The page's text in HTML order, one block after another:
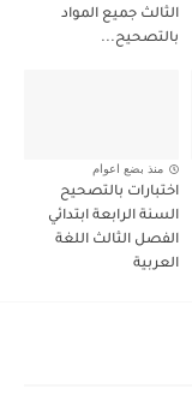
الثالث جميع المواد
بالتصحيح...
منذ بضع اعوام
اختبارات بالتصحيح
السنة الرابعة ابتدائي
الفصل الثالث اللغة
العربية